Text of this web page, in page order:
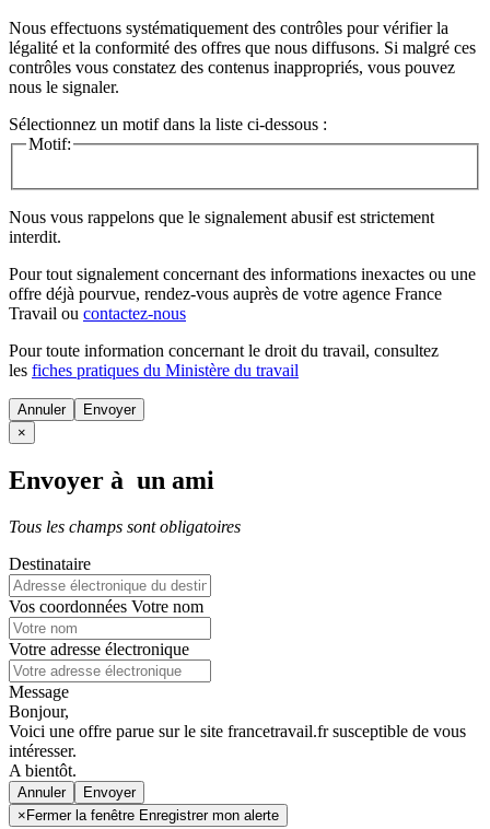
Nous effectuons systématiquement des contrôles pour vérifier la
légalité et la conformité des offres que nous diffusons. Si malgré ces
contrôles vous constatez des contenus inappropriés, vous pouvez
nous le signaler.
Sélectionnez un motif dans la liste ci-dessous :
Motif:
Nous vous rappelons que le signalement abusif est strictement
interdit.
Pour tout signalement concernant des informations inexactes ou une
offre déjà pourvue, rendez-vous auprès de votre agence France
Travail ou contactez-nous
Pour toute information concernant le droit du travail, consultez
les fiches pratiques du Ministère du travail
Annuler
×
Envoyer à un ami
Tous les champs sont obligatoires
Destinataire
Vos coordonnées Votre nom
Votre adresse électronique
Message
Bonjour,
Voici une offre parue sur le site francetravail.fr susceptible de vous
intéresser.
A bientôt.
Annuler
× Fermer la fenêtre Enregistrer mon alerte